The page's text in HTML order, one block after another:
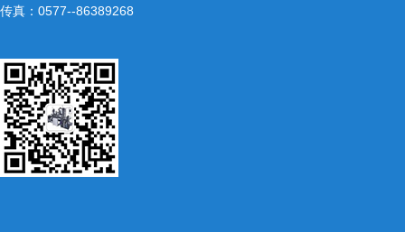
传真：0577--86389268